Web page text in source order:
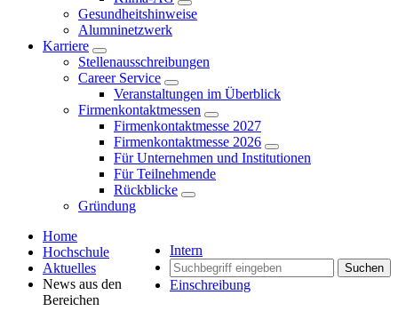
Gesundheitshinweise
Alumninetzwerk
Karriere
Stellenausschreibungen
Career Service
Veranstaltungen im Überblick
Firmenkontaktmessen
Firmenkontaktmesse 2027
Firmenkontaktmesse 2026
Für Unternehmen und Institutionen
Für Teilnehmende
Rückblicke
Gründung
Intern
Suchen
Einschreibung
Home
Hochschule
Aktuelles
News aus den
Bereichen